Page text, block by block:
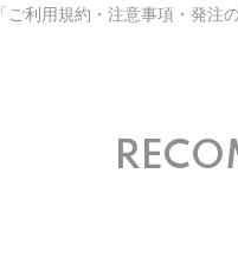
利用規約・注意事項・発注